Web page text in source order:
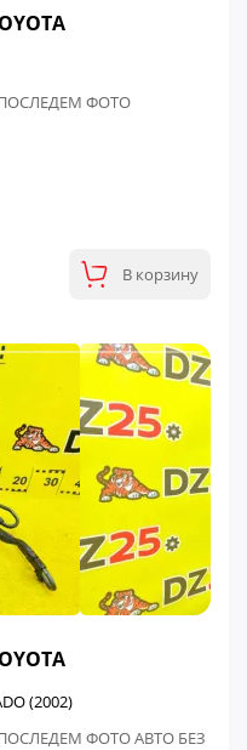
ФОТО
В корзину
(2002)
ФОТО АВТО БЕЗ